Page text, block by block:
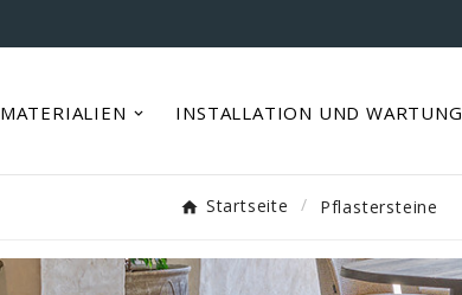
MATERIALIEN INSTALLATION UND WARTUNG
Startseite Pflastersteine